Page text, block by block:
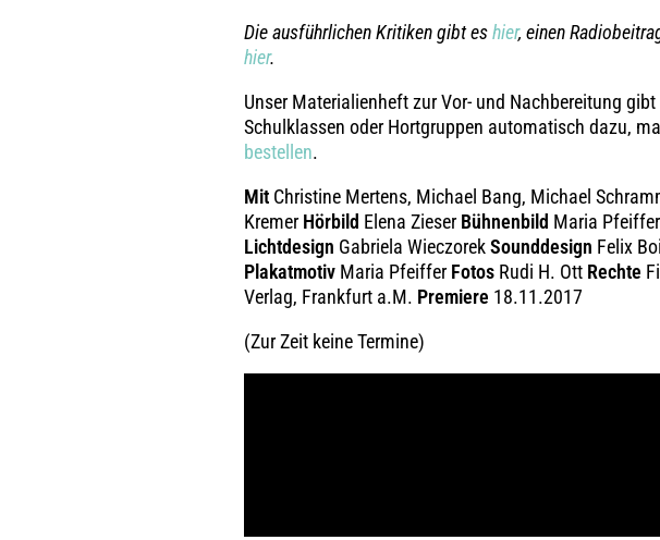
Die ausführlichen Kritiken gibt eshier, einen
hier.
Unser Materialienheft zur Vor- und Nachbereitung
Schulklassen oder Hortgruppen automatisch dazu,
bestellen.
Mit Christine Mertens, Michael Bang, Michael
Kremer Hörbild Elena Zieser Bühnenbild Maria Pfeiffer
Lichtdesign Gabriela WieczorekSounddesign Felix
Plakatmotiv Maria Pfeiffer Fotos Rudi H. Ott Rechte
Verlag, Frankfurt a.M. Premiere 18.11.2017
(Zur Zeit keine Termine)